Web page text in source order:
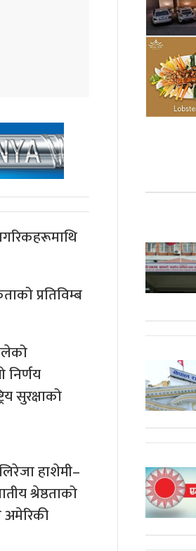
प्रतिविम्ब
निर्णय
सुरक्षाको
हाशेमी–
श्रेष्ठताको
अमेरिकी